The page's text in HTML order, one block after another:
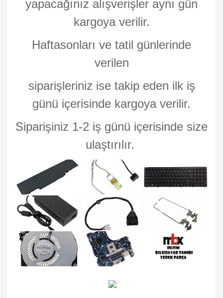
yapacağınız alışverişler aynı gün
kargoya verilir.
Haftasonları ve tatil günlerinde
verilen
siparişleriniz ise takip eden ilk iş
günü içerisinde kargoya verilir.
Siparişiniz 1-2 iş günü içerisinde size
ulaştırılır.